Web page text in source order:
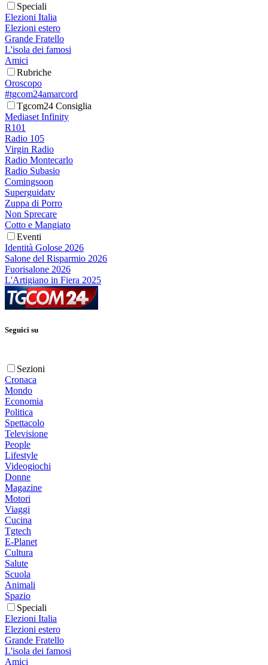
Speciali
Elezioni Italia
Elezioni estero
Grande Fratello
L'isola dei famosi
Amici
Rubriche
Oroscopo
#tgcom24amarcord
Tgcom24 Consiglia
Mediaset Infinity
R101
Radio 105
Virgin Radio
Radio Montecarlo
Radio Subasio
Comingsoon
Superguidatv
Zuppa di Porro
Non Sprecare
Cotto e Mangiato
Eventi
Identità Golose 2026
Salone del Risparmio 2026
Fuorisalone 2026
L'Artigiano in Fiera 2025
Seguici su
Sezioni
Cronaca
Mondo
Economia
Politica
Spettacolo
Televisione
People
Lifestyle
Videogiochi
Donne
Magazine
Motori
Viaggi
Cucina
Tgtech
E-Planet
Cultura
Salute
Scuola
Animali
Spazio
Speciali
Elezioni Italia
Elezioni estero
Grande Fratello
L'isola dei famosi
Amici